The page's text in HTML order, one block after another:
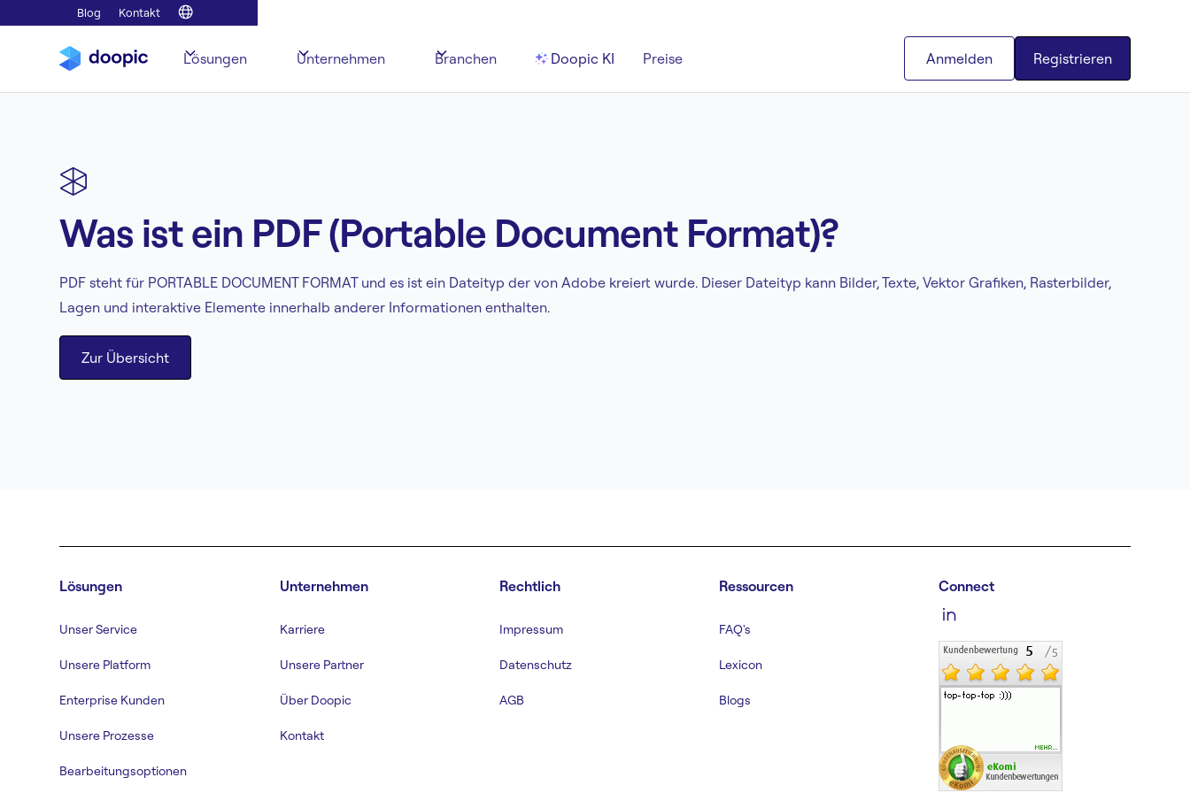
Blog Kontakt
Lösungen Unternehmen Branchen Doopic KI Preise Anmelden Registrieren
Was ist ein PDF (Portable Document Format)?
PDF steht für PORTABLE DOCUMENT FORMAT und es ist ein Dateityp der von Adobe kreiert wurde. Dieser Dateityp kann Bilder, Texte, Vektor Grafiken, Rasterbilder,
Lagen und interaktive Elemente innerhalb anderer Informationen enthalten.
Zur Übersicht
Lösungen
Unser Service
Unsere Platform
Enterprise Kunden
Unsere Prozesse
Bearbeitungsoptionen
Unternehmen
Karriere
Unsere Partner
Über Doopic
Kontakt
Rechtlich
Impressum
Datenschutz
AGB
Ressourcen
FAQ's
Lexicon
Blogs
Connect